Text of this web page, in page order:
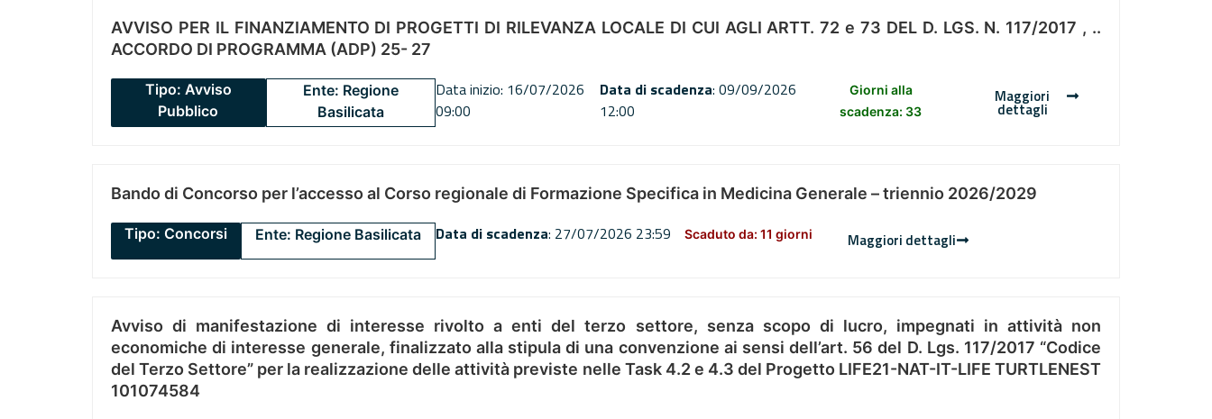
AVVISO PER IL FINANZIAMENTO DI PROGETTI DI RILEVANZA LOCALE DI CUI AGLI ARTT. 72 e 73 DEL D. LGS. N. 117/2017 , ..
ACCORDO DI PROGRAMMA (ADP) 25- 27
Tipo: Avviso
Pubblico
Ente: Regione
Basilicata
Data inizio: 16/07/2026
09:00
Data di scadenza: 09/09/2026
12:00
Giorni alla
scadenza: 33
Maggiori
dettagli
Bando di Concorso per l’accesso al Corso regionale di Formazione Specifica in Medicina Generale – triennio 2026/2029
Tipo: Concorsi Ente: Regione Basilicata Data di scadenza: 27/07/2026 23:59 Scaduto da: 11 giorni Maggiori dettagli
Avviso di manifestazione di interesse rivolto a enti del terzo settore, senza scopo di lucro, impegnati in attività non
economiche di interesse generale, finalizzato alla stipula di una convenzione ai sensi dell’art. 56 del D. Lgs. 117/2017 “Codice
del Terzo Settore” per la realizzazione delle attività previste nelle Task 4.2 e 4.3 del Progetto LIFE21-NAT-IT-LIFE TURTLENEST
101074584